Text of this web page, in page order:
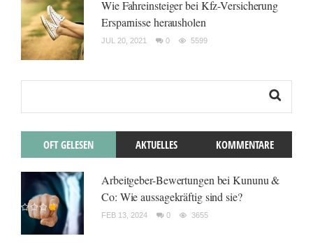
Wie Fahreinsteiger bei Kfz-Versicherung
Ersparnisse herausholen
JUL 20, 2021 0 5599
OFT GELESEN AKTUELLES KOMMENTARE
Arbeitgeber-Bewertungen bei Kununu &
Co: Wie aussagekräftig sind sie?
FEB 13, 2024 0 3655